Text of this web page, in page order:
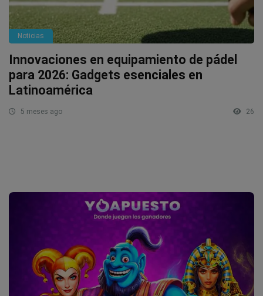
Noticias
Innovaciones en equipamiento de pádel
para 2026: Gadgets esenciales en
Latinoamérica
5 meses ago 26